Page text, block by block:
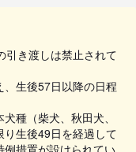
引き渡しは禁止されて
生後57日以降の日程
種（柴犬、秋田犬、
生後49日を経過して
措置が設けられてい